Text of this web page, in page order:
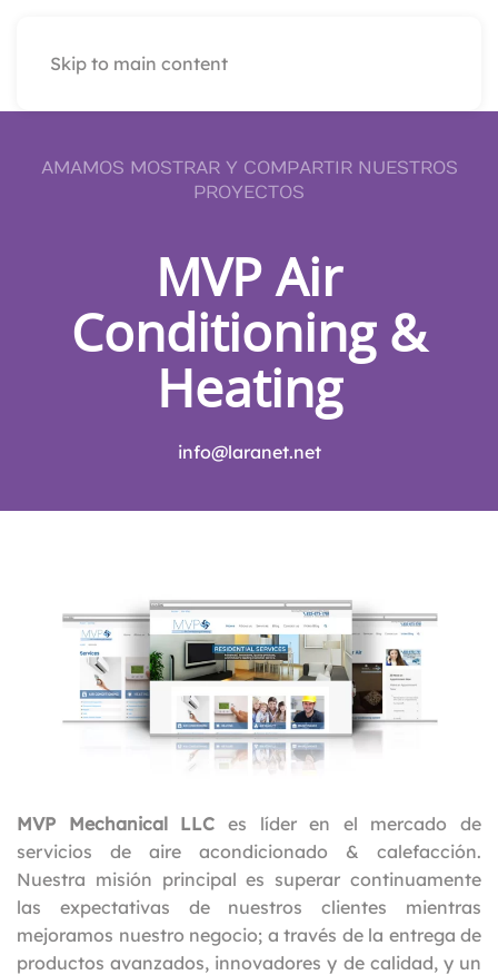
Skip to main content
AMAMOS MOSTRAR Y COMPARTIR NUESTROS
PROYECTOS
MVP Air
Conditioning &
Heating
info@laranet.net
MVP Mechanical LLC es líder en el mercado de
servicios de aire acondicionado & calefacción.
Nuestra misión principal es superar continuamente
las expectativas de nuestros clientes mientras
mejoramos nuestro negocio; a través de la entrega de
productos avanzados, innovadores y de calidad, y un